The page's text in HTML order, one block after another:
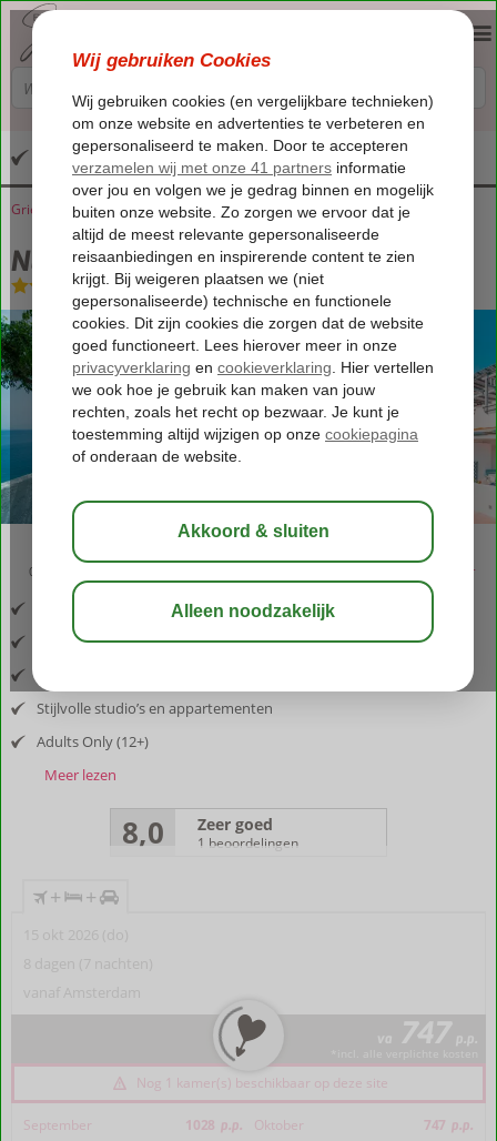
Altijd inclusief huurauto
Home
Griekenland Samos Kerveli Nafsika Apartments
Nafsika Apartments
Logies-Appartement
03:30 bewaar
Inclusief vlucht en huurauto
Gelegen bij de baai van Kerveli
Stijlvolle studio’s en appartementen
Adults Only (12+)
Meer lezen
8,0 Zeer goed
1 beoordelingen
+ +
15 okt 2026 (do)
8 dagen (7 nachten)
vanaf Amsterdam
va 747 p.p.
Nog 1 kamer(s) beschikbaar op deze site
September 1028 p.p. Oktober 747 p.p.